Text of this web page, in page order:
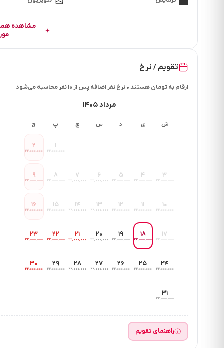
تقویم / نرخ
ارقام به تومان هستند • نرخ نفر اضافه پس از ۱۰ نفر محاسبه می‌شود
مرداد ۱۴۰۵
ش ی د س چ پ ج
۱
۲۲٬۰۰۰٬۰۰۰
۲
۲۲٬۰۰۰٬۰۰۰
۳
۲۲٬۰۰۰٬۰۰۰
۴
۲۲٬۰۰۰٬۰۰۰
۵
۲۲٬۰۰۰٬۰۰۰
۶
۲۲٬۰۰۰٬۰۰۰
۷
۲۲٬۰۰۰٬۰۰۰
۸
۲۲٬۰۰۰٬۰۰۰
۹
۲۲٬۰۰۰٬۰۰۰
۱۰
۲۲٬۰۰۰٬۰۰۰
۱۱
۲۲٬۰۰۰٬۰۰۰
۱۲
۲۲٬۰۰۰٬۰۰۰
۱۳
۲۲٬۰۰۰٬۰۰۰
۱۴
۲۲٬۰۰۰٬۰۰۰
۱۵
۲۲٬۰۰۰٬۰۰۰
۱۶
۲۲٬۰۰۰٬۰۰۰
۱۷
۲۲٬۰۰۰٬۰۰۰
۱۸
۲۲٬۰۰۰٬۰۰۰
۱۹
۲۲٬۰۰۰٬۰۰۰
۲۰
۲۲٬۰۰۰٬۰۰۰
۲۱
۲۲٬۰۰۰٬۰۰۰
۲۲
۲۲٬۰۰۰٬۰۰۰
۲۳
۲۲٬۰۰۰٬۰۰۰
۲۴
۲۲٬۰۰۰٬۰۰۰
۲۵
۲۲٬۰۰۰٬۰۰۰
۲۶
۲۲٬۰۰۰٬۰۰۰
۲۷
۲۲٬۰۰۰٬۰۰۰
۲۸
۲۲٬۰۰۰٬۰۰۰
۲۹
۲۲٬۰۰۰٬۰۰۰
۳۰
۲۲٬۰۰۰٬۰۰۰
۳۱
۲۲٬۰۰۰٬۰۰۰
راهنمای تقویم